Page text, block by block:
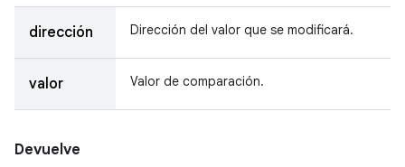
dirección Dirección del valor que se modificará.
valor Valor de comparación.
Devuelve